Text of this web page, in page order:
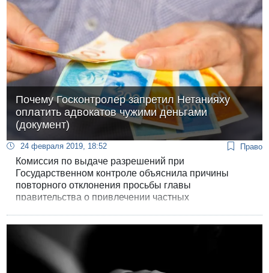
Почему Госконтролер запретил Нетанияху
оплатить адвокатов чужими деньгами
(документ)
24 февраля 2019, 18:52 Право
Комиссия по выдаче разрешений при
Государственном контроле объяснила причины
повторного отклонения просьбы главы
правительства о привлечении частных
комиссии.